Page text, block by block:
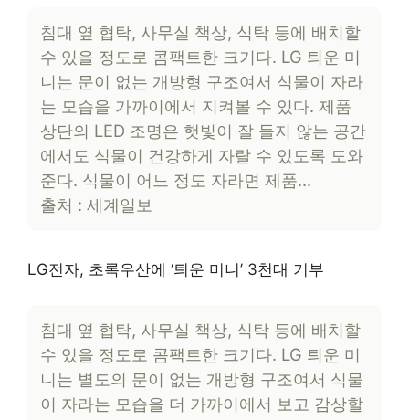
침대 옆 협탁, 사무실 책상, 식탁 등에 배치할
수 있을 정도로 콤팩트한 크기다. LG 틔운 미
니는 문이 없는 개방형 구조여서 식물이 자라
는 모습을 가까이에서 지켜볼 수 있다. 제품
상단의 LED 조명은 햇빛이 잘 들지 않는 공간
에서도 식물이 건강하게 자랄 수 있도록 도와
준다. 식물이 어느 정도 자라면 제품…
출처 : 세계일보
LG전자, 초록우산에 ‘틔운 미니’ 3천대 기부
침대 옆 협탁, 사무실 책상, 식탁 등에 배치할
수 있을 정도로 콤팩트한 크기다. LG 틔운 미
니는 별도의 문이 없는 개방형 구조여서 식물
이 자라는 모습을 더 가까이에서 보고 감상할